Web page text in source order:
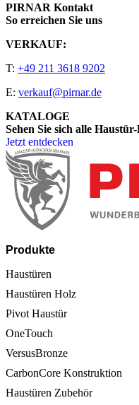
PIRNAR Kontakt
So erreichen Sie uns
VERKAUF:
T: +49 211 3618 9202
E: verkauf@pirnar.de
KATALOGE
Sehen Sie sich alle
Jetzt entdecken
Seitenfooter
Produkte
Haustüren
Haustüren Holz
Pivot Haustür
OneTouch
VersusBronze
CarbonCore Konstruktion
Haustüren Zubehör